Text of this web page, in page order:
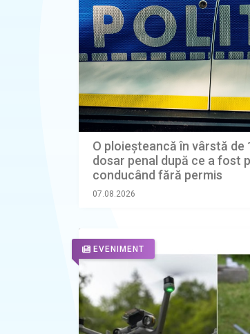
O ploieșteancă în vârstă de
dosar penal după ce a fost
conducând fără permis
07.08.2026
EVENIMENT